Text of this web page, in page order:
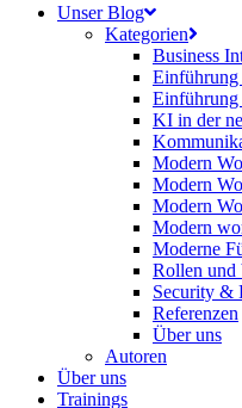
search
Menu
Unser Blog
Kategorien
Business
KI in der
Modern
Modern
Modern
Modern
Moderne
Rollen und
Security &
Referenzen
Über uns
Autoren
Über uns
Trainings